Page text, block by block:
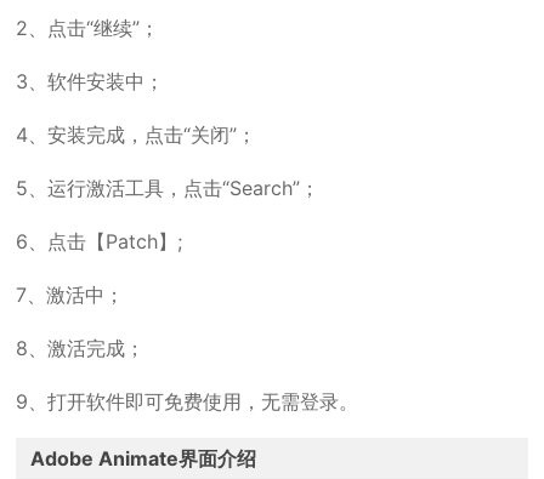
2、点击“继续”；
3、软件安装中；
4、安装完成，点击“关闭”；
5、运行激活工具，点击“Search”；
6、点击【Patch】;
7、激活中；
8、激活完成；
9、打开软件即可免费使用，无需登录。
Adobe Animate界面介绍